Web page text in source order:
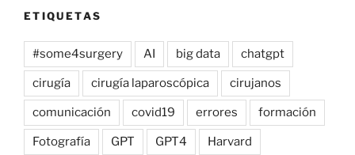
ETIQUETAS
#some4surgery AI big data chatgpt
cirugía cirugía laparoscópica cirujanos
comunicación covid19 errores formación
Fotografía GPT GPT4 Harvard